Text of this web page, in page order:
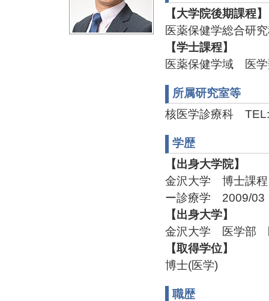
【大学院後期課程】
医薬保健学総合研
【学士課程】
医薬保健学域 医
所属研究室等
核医学診療科
学歴
【出身大学院】
金沢大学 博士課
ー診療学 2009/
【出身大学】
金沢大学 医学部
【取得学位】
博士(医学)
職歴